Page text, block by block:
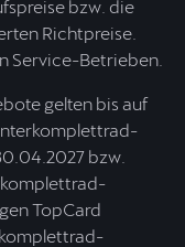
bzw. die
Richtpreise.
Service-Betrieben.
gelten bis auf
bzw.
TopCard